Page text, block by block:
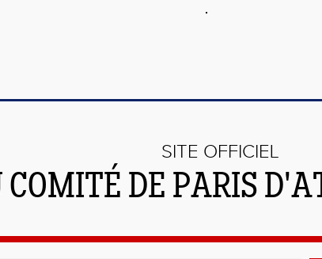
SITE OFFICIEL
COMITÉ DE PARIS